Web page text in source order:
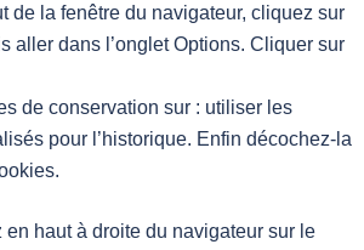
de la fenêtre du navigateur, cliquez sur
aller dans l’onglet Options. Cliquer sur
de conservation sur : utiliser les
pour l’historique. Enfin décochez-la
haut à droite du navigateur sur le